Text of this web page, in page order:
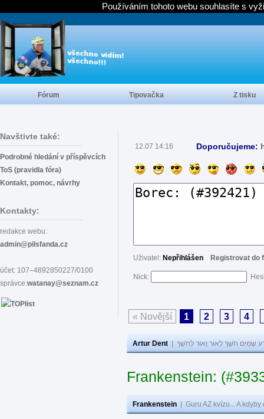
Navštivte také:
Podrobné hledání v příspěvcích
ToS (pravidla fóra)
Kontakt, pomoc, návrhy
Kontakty:
redakce webu:
admin@pilsfanda.cz
účet: 107–4892850227/0100
správce:watanay@seznam.cz
12.07 14:16 Doporučujeme:
Uživatel: Nepřihlášen Registrovat do
Nick:
« Novější 1 2 3 4
Artur Dent שָׂמִים חֹשֶׁךְ לְאוֹר וְאוֹר לְחֹשֶׁךְ
Frankenstein:
Frankenstein Guru AZ kvízu... A
Fórum Tipovačka Z tisku
Používáním tohoto webu souhlasíte s